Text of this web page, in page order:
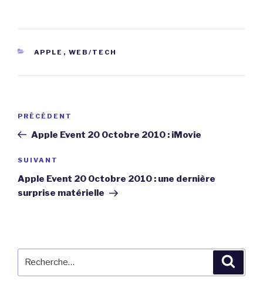
CATÉGORIES
APPLE , WEB/TECH
Navigation
l’article
Article
précédent
PRÉCÉDENT
Apple Event 20 Octobre 2010 : iMovie
Article
suivant
SUIVANT
Apple Event 20 Octobre 2010 : une dernière
surprise matérielle